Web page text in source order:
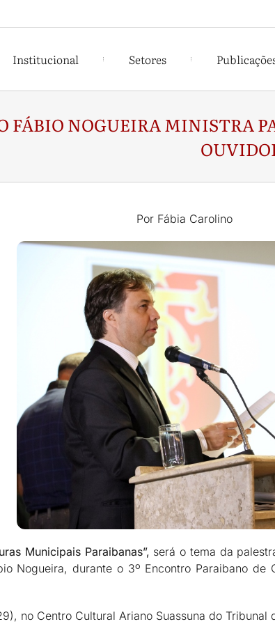
Institucional Setores
FÁBIO NOGUEIRA MINISTRA
Por Fábia Carolino
Municipais Paraibanas”, será o tema da
Nogueira, durante o 3º Encontro Paraibano de
no Centro Cultural Ariano Suassuna do